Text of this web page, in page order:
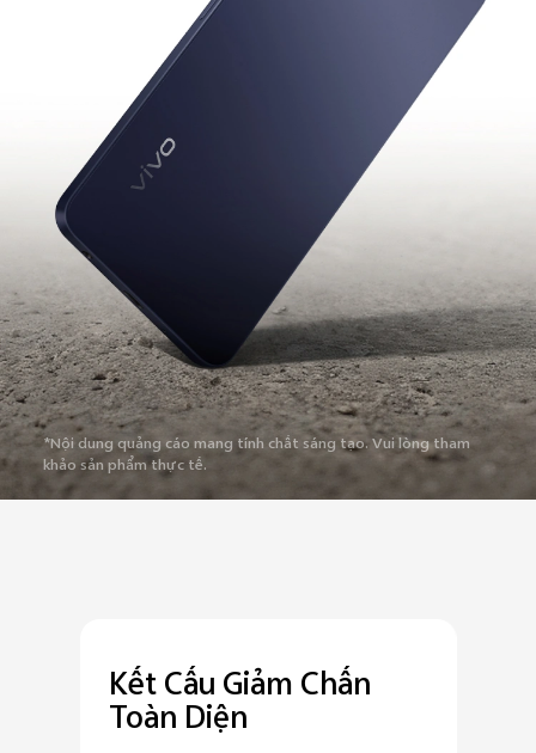
*Nội dung quảng cáo mang tính chất sáng tạo. Vui lòng tham
khảo sản phẩm thực tế.
Kết Cấu Giảm Chấn
Toàn Diện